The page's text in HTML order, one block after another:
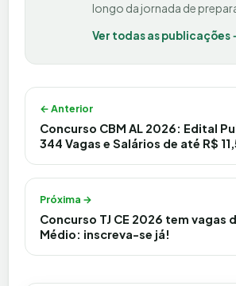
longo da jornada de
Ver todas as publicações
Navegação de Post
← Anterior
Concurso CBM AL 2026: Edital
344 Vagas e Salários de até R$
Próxima →
Concurso TJ CE 2026 tem vagas
Médio: inscreva-se já!